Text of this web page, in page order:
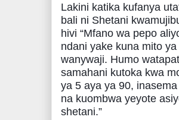
Lakini katika kufanya
bali ni Shetani
hivi “Mfano wa pepo
ndani yake kuna mito
wanywaji. Humo
samahani kutoka kwa
ya 5 aya ya 90,
na kuombwa yeyote
shetani.”